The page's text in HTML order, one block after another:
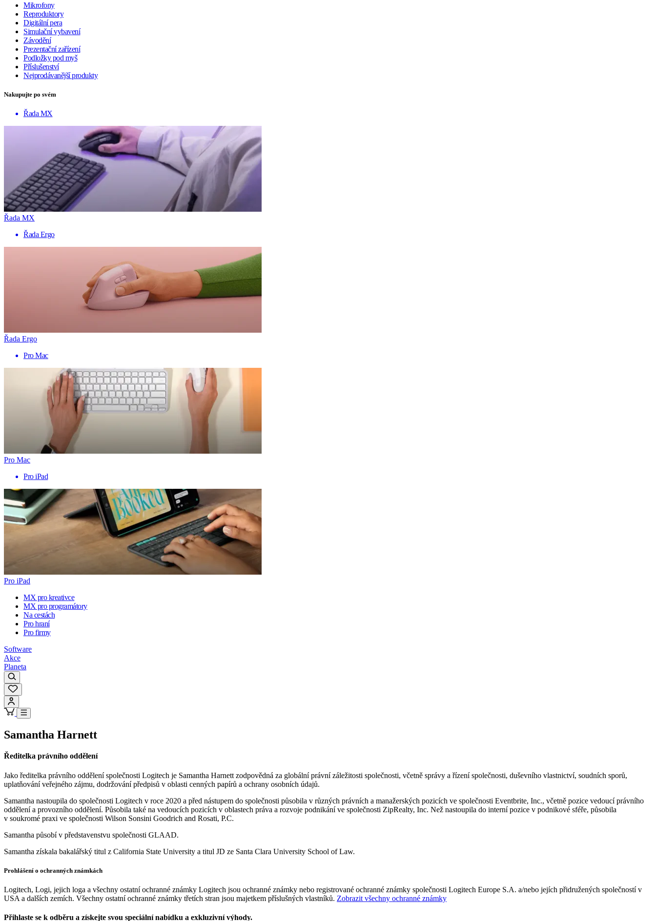
Mikrofony
Reproduktory
Digitální pera
Simulační vybavení
Závodění
Prezentační zařízení
Podložky pod myš
Příslušenství
Nejprodávanější produkty
Nakupujte po svém
Řada MX
Řada MX
Řada Ergo
Řada Ergo
Pro Mac
Pro Mac
Pro iPad
Pro iPad
MX pro kreativce
MX pro programátory
Na cestách
Pro hraní
Pro firmy
Software
Akce
Planeta
Samantha Harnett
Ředitelka právního oddělení
Jako ředitelka právního oddělení společnosti Logitech je Samantha Harnett zodpovědná za globální právní záležitosti společnosti, včetně správy a řízení společnosti, duševního vlastnictví, soudních sporů,
uplatňování veřejného zájmu, dodržování předpisů v oblasti cenných papírů a ochrany osobních údajů.
Samantha nastoupila do společnosti Logitech v roce 2020 a před nástupem do společnosti působila v různých právních a manažerských pozicích ve společnosti Eventbrite, Inc., včetně pozice vedoucí právního
oddělení a provozního oddělení. Působila také na vedoucích pozicích v oblastech práva a rozvoje podnikání ve společnosti ZipRealty, Inc. Než nastoupila do interní pozice v podnikové sféře, působila
v soukromé praxi ve společnosti Wilson Sonsini Goodrich and Rosati, P.C.
Samantha působí v představenstvu společnosti GLAAD.
Samantha získala bakalářský titul z California State University a titul JD ze Santa Clara University School of Law.
Prohlášení o ochranných známkách
Logitech, Logi, jejich loga a všechny ostatní ochranné známky Logitech jsou ochranné známky nebo registrované ochranné známky společnosti Logitech Europe S.A. a/nebo jejích přidružených společností v
USA a dalších zemích. Všechny ostatní ochranné známky třetích stran jsou majetkem příslušných vlastníků. Zobrazit všechny ochranné známky
Přihlaste se k odběru a získejte svou speciální nabídku a exkluzivní výhody.